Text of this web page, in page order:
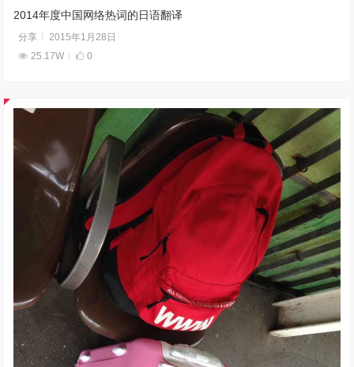
2014年度中国网络热词的日语翻译
分享
2015年1月28日
25.17W
0